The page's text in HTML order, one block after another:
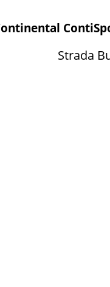
Strada